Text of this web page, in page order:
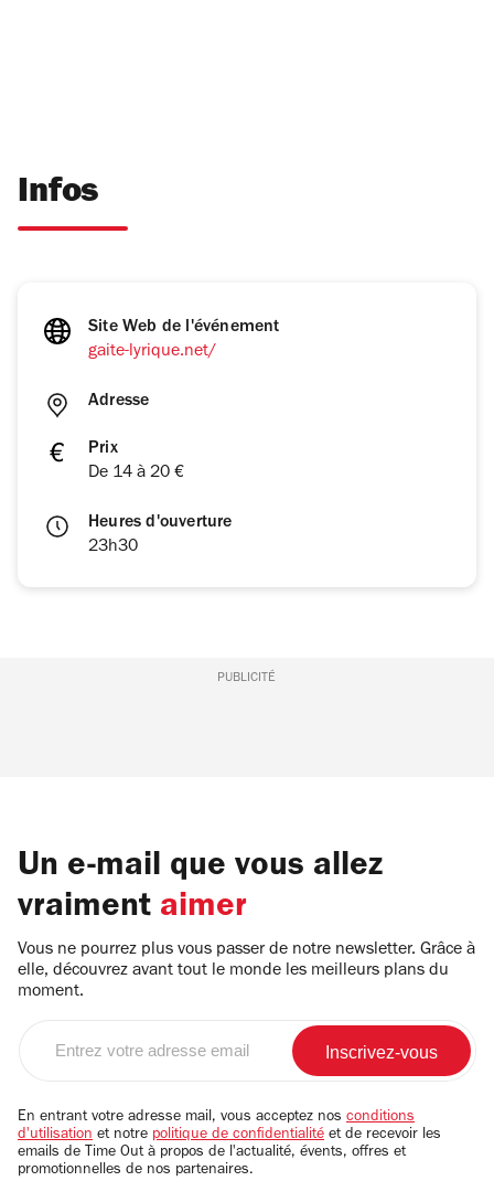
Infos
Site Web de l'événement
gaite-lyrique.net/
Adresse
Prix
De 14 à 20 €
Heures d'ouverture
23h30
PUBLICITÉ
Un e-mail que vous allez
vraiment aimer
Vous ne pourrez plus vous passer de notre newsletter. Grâce à
elle, découvrez avant tout le monde les meilleurs plans du
moment.
email
En entrant votre adresse mail, vous acceptez nos conditions
d'utilisation et notre politique de confidentialité et de recevoir les
emails de Time Out à propos de l'actualité, évents, offres et
promotionnelles de nos partenaires.